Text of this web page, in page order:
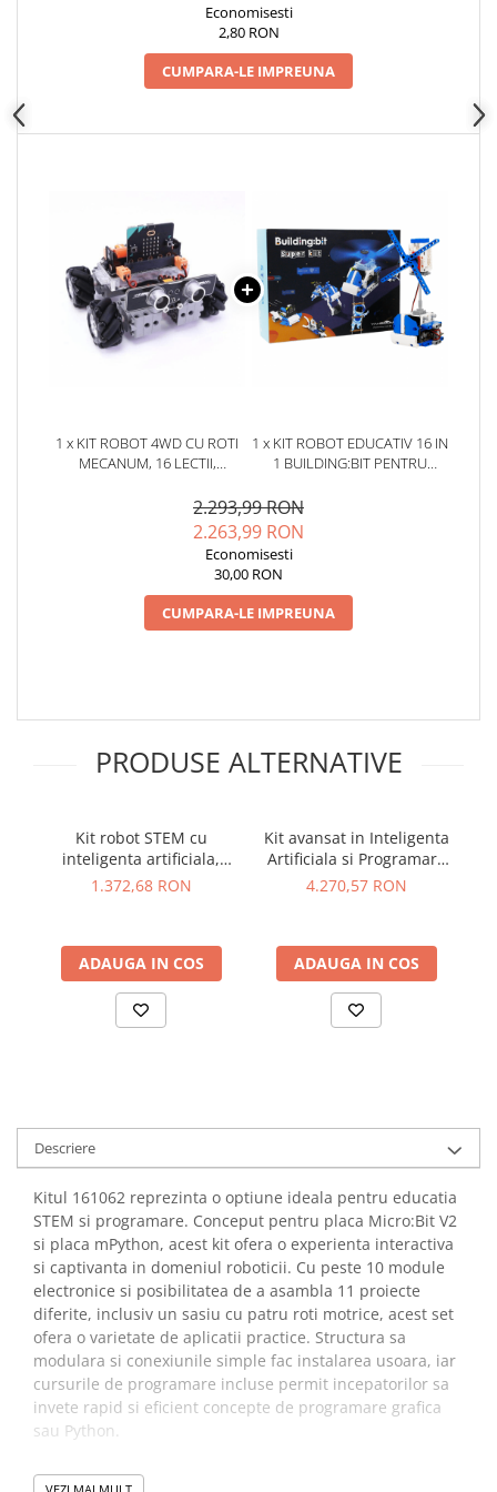
Descarcatoare de Supratensiune
Blocuri de Distributie
Tablouri Electrice
Convertoare de Tensiune
Banda Izolatoare
Panouri Fotovoltaice
Smart Home
Intrerupatoare Smart
Camere Supraveghere
Microscoape Biologice
Economisesti
2,80 RON
CUMPARA-LE IMPREUNA
1 x KIT ROBOT 4WD CU ROTI
MECANUM, 16 LECTII,
1 x KIT ROBOT EDUCATIV 16 IN
1 BUILDING:BIT PENTRU
V2/V1.5, YAHBOOM
2.293,99 RON
2.263,99 RON
Economisesti
30,00 RON
CUMPARA-LE IMPREUNA
PRODUSE ALTERNATIVE
Kit robot STEM cu
inteligenta artificiala,
WeeeCore Bot 181066
1.372,68 RON
ADAUGA IN COS
Kit avansat in Inteligenta
Artificiala si Programare
cu 16 lectii, 181024
4.270,57 RON
ADAUGA IN COS
Descriere
Kitul 161062 reprezinta o optiune ideala pentru educatia
STEM si programare. Conceput pentru placa Micro:Bit V2
si placa mPython, acest kit ofera o experienta interactiva
si captivanta in domeniul roboticii. Cu peste 10 module
electronice si posibilitatea de a asambla 11 proiecte
diferite, inclusiv un sasiu cu patru roti motrice, acest set
ofera o varietate de aplicatii practice. Structura sa
modulara si conexiunile simple fac instalarea usoara, iar
cursurile de programare incluse permit incepatorilor sa
invete rapid si eficient concepte de programare grafica
sau Python.